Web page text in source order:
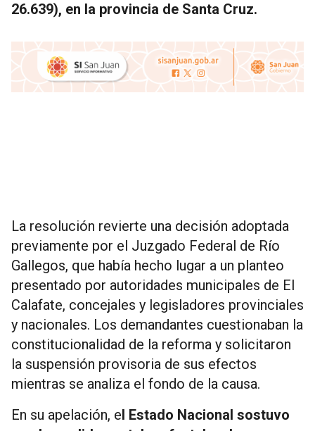
26.639), en la provincia de Santa Cruz.
La resolución revierte una decisión adoptada
previamente por el Juzgado Federal de Río
Gallegos, que había hecho lugar a un planteo
presentado por autoridades municipales de El
Calafate, concejales y legisladores provinciales
y nacionales. Los demandantes cuestionaban la
constitucionalidad de la reforma y solicitaron
la suspensión provisoria de sus efectos
mientras se analiza el fondo de la causa.
En su apelación, el Estado Nacional sostuvo